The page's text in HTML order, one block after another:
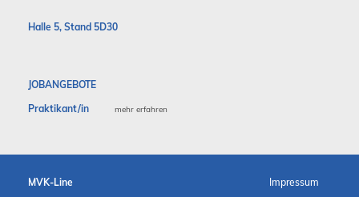
Halle 5, Stand 5D30
JOBANGEBOTE
Praktikant/in
mehr erfahren
MVK-Line Impressum